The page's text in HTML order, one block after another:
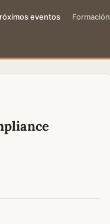
eventos Formación